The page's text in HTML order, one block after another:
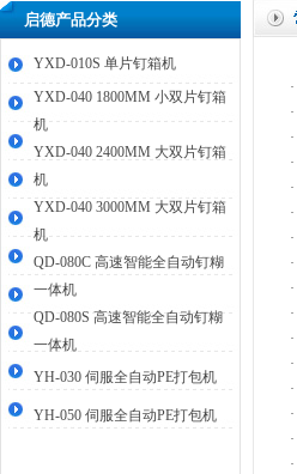
启德产品分类
YXD-010S 单片钉箱机
YXD-040 1800MM 小双片钉箱
机
YXD-040 2400MM 大双片钉箱
机
YXD-040 3000MM 大双片钉箱
机
QD-080C 高速智能全自动钉糊
一体机
QD-080S 高速智能全自动钉糊
一体机
YH-030 伺服全自动PE打包机
YH-050 伺服全自动PE打包机
·
·
·
·
·
·
·
·
·
·
·
·
·
·
·
·